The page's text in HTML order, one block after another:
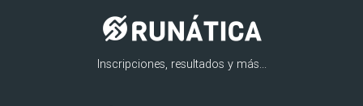
Inscripciones, resultados y más...